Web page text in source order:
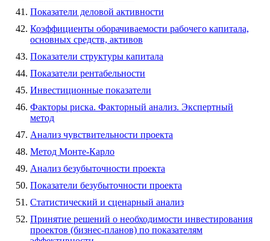
Показатели деловой активности
Коэффициенты оборачиваемости рабочего капитала,
основных средств, активов
Показатели структуры капитала
Показатели рентабельности
Инвестиционные показатели
Факторы риска. Факторный анализ. Экспертный
метод
Анализ чувствительности проекта
Метод Монте-Карло
Анализ безубыточности проекта
Показатели безубыточности проекта
Статистический и сценарный анализ
Принятие решений о необходимости инвестирования
проектов (бизнес-планов) по показателям